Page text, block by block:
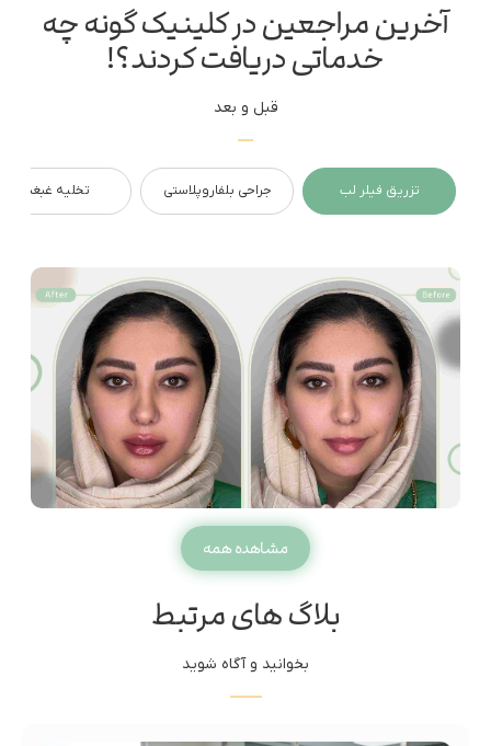
آخرین مراجعین در کلینیک گونه چه
خدماتی دریافت کردند؟!
قبل و بعد
تزریق فیلر لب جراحی بلفاروپلاستی تخلیه غبغب
مشاهده همه
بلاگ های مرتبط
بخوانید و آگاه شوید